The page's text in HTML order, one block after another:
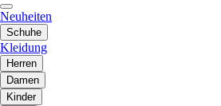
Neuheiten
Schuhe
Kleidung
Herren
Damen
Kinder